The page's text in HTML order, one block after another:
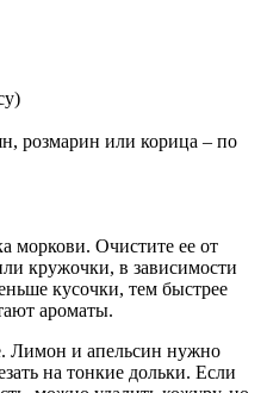
розмарин или корица – по
моркови. Очистите ее от
кружочки, в зависимости
кусочки, тем быстрее
ароматы.
Лимон и апельсин нужно
на тонкие дольки. Если